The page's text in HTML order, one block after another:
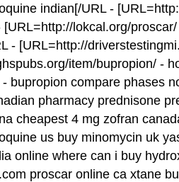
indian[/URL -
[URL=http://lokcal.org/
- [URL=http://
item/bupropion/ -
bupropion compare phases
pharmacy prednisone
cheapest 4 mg zofran
us buy minomycin uk
online where can i buy
proscar online ca xtane